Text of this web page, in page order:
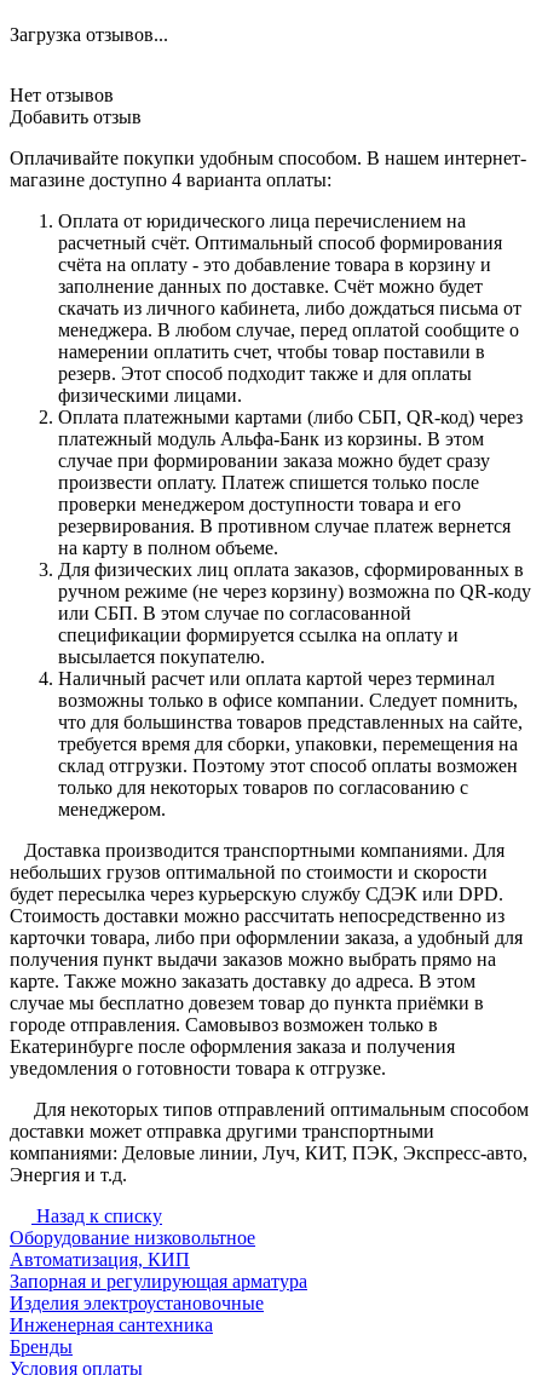
Загрузка отзывов...
Нет отзывов
Добавить отзыв
Оплачивайте покупки удобным способом. В нашем интернет-
магазине доступно 4 варианта оплаты:
Оплата от юридического лица перечислением на
расчетный счёт. Оптимальный способ формирования
счёта на оплату - это добавление товара в корзину и
заполнение данных по доставке. Счёт можно будет
скачать из личного кабинета, либо дождаться письма от
менеджера. В любом случае, перед оплатой сообщите о
намерении оплатить счет, чтобы товар поставили в
резерв. Этот способ подходит также и для оплаты
физическими лицами.
Оплата платежными картами (либо СБП, QR-код) через
платежный модуль Альфа-Банк из корзины. В этом
случае при формировании заказа можно будет сразу
произвести оплату. Платеж спишется только после
проверки менеджером доступности товара и его
резервирования. В противном случае платеж вернется
на карту в полном объеме.
Для физических лиц оплата заказов, сформированных в
ручном режиме (не через корзину) возможна по QR-коду
или СБП. В этом случае по согласованной
спецификации формируется ссылка на оплату и
высылается покупателю.
Наличный расчет или оплата картой через терминал
возможны только в офисе компании. Следует помнить,
что для большинства товаров представленных на сайте,
требуется время для сборки, упаковки, перемещения на
склад отгрузки. Поэтому этот способ оплаты возможен
только для некоторых товаров по согласованию с
менеджером.
Доставка производится транспортными компаниями. Для
небольших грузов оптимальной по стоимости и скорости
будет пересылка через курьерскую службу СДЭК или DPD.
Стоимость доставки можно рассчитать непосредственно из
карточки товара, либо при оформлении заказа, а удобный для
получения пункт выдачи заказов можно выбрать прямо на
карте. Также можно заказать доставку до адреса. В этом
случае мы бесплатно довезем товар до пункта приёмки в
городе отправления. Самовывоз возможен только в
Екатеринбурге после оформления заказа и получения
уведомления о готовности товара к отгрузке.
Для некоторых типов отправлений оптимальным способом
доставки может отправка другими транспортными
компаниями: Деловые линии, Луч, КИТ, ПЭК, Экспресс-авто,
Энергия и т.д.
Назад к списку
Оборудование низковольтное
Автоматизация, КИП
Запорная и регулирующая арматура
Изделия электроустановочные
Инженерная сантехника
Бренды
Условия оплаты